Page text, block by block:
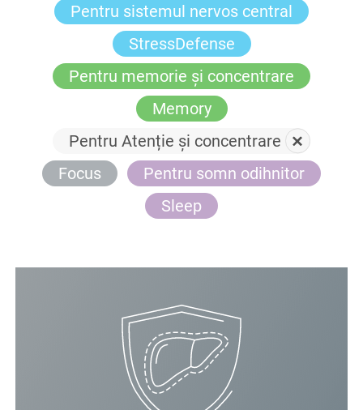
Pentru sistemul nervos central
StressDefense
Pentru memorie și concentrare
Memory
Pentru Atenție și concentrare
Focus
Pentru somn odihnitor
Sleep